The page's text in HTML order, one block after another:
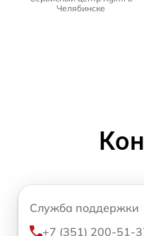
Челябинске
Служба поддержки
+7 (351) 200-51-